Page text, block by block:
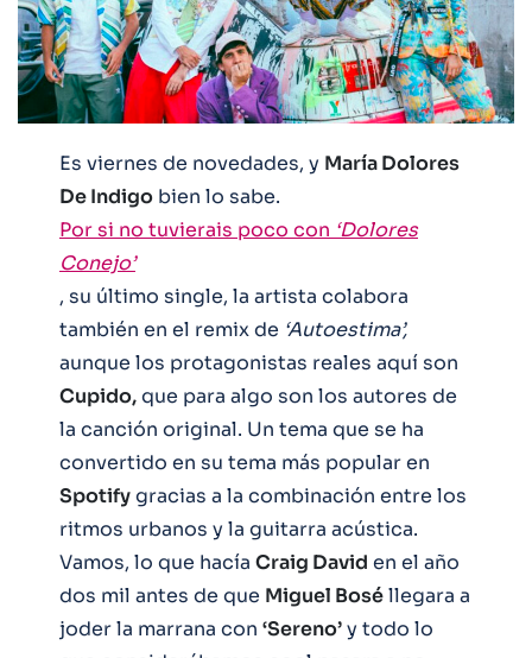
Es viernes de novedades, y María Dolores
De Indigo bien lo sabe.
Por si no tuvierais poco con ‘Dolores
Conejo’
, su último single, la artista colabora
también en el remix de ‘Autoestima’,
aunque los protagonistas reales aquí son
Cupido,que para algo son los autores de
la canción original. Un tema que se ha
convertido en su tema más popular en
Spotifygracias a la combinación entre los
ritmos urbanos y la guitarra acústica.
Vamos, lo que hacía Craig David en el año
dos mil antes de que Miguel Boséllegara a
joder la marrana con ‘Sereno’y todo lo